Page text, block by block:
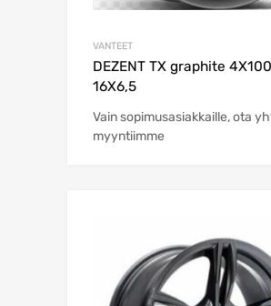
VANTEET
DEZENT TX graphite 4X100
16X6,5
Vain sopimusasiakkaille, ota
myyntiimme